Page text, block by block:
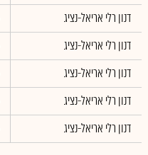
דנון רלי אריאל-נציג
דנון רלי אריאל-נציג
דנון רלי אריאל-נציג
דנון רלי אריאל-נציג
דנון רלי אריאל-נציג